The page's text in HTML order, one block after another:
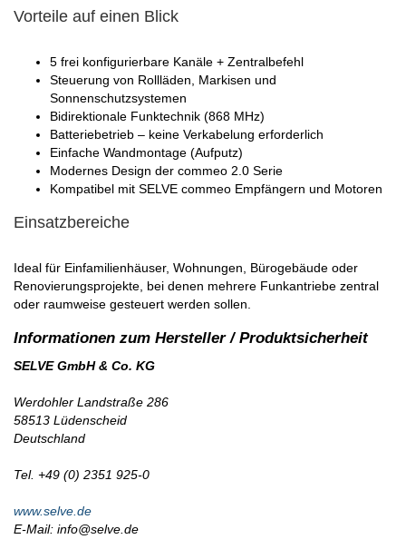
Vorteile auf einen Blick
5 frei konfigurierbare Kanäle + Zentralbefehl
Steuerung von Rollläden, Markisen und
Sonnenschutzsystemen
Bidirektionale Funktechnik (868 MHz)
Batteriebetrieb – keine Verkabelung erforderlich
Einfache Wandmontage (Aufputz)
Modernes Design der commeo 2.0 Serie
Kompatibel mit SELVE commeo Empfängern und Motoren
Einsatzbereiche
Ideal für Einfamilienhäuser, Wohnungen, Bürogebäude oder
Renovierungsprojekte, bei denen mehrere Funkantriebe zentral
oder raumweise gesteuert werden sollen.
SELVE GmbH & Co. KG
Werdohler Landstraße 286
58513 Lüdenscheid
Deutschland
Tel. +49 (0) 2351 925-0
www.selve.de
E-Mail: info@selve.de